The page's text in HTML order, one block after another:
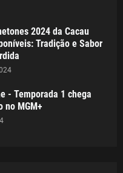
2024 da Cacau
Tradição e Sabor
- Temporada 1 chega
no MGM+